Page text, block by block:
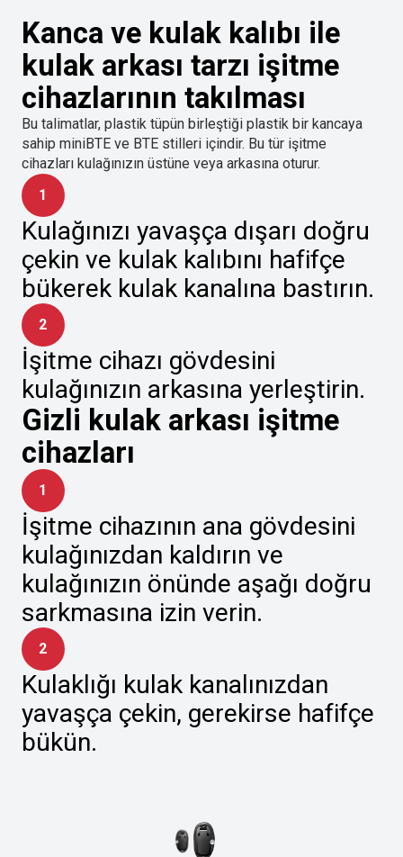
Kanca ve kulak kalıbı ile
kulak arkası tarzı işitme
cihazlarının takılması
Bu talimatlar, plastik tüpün birleştiği plastik bir kancaya
sahip miniBTE ve BTE stilleri içindir. Bu tür işitme
cihazları kulağınızın üstüne veya arkasına oturur.
1
Kulağınızı yavaşça dışarı doğru
çekin ve kulak kalıbını hafifçe
bükerek kulak kanalına bastırın.
2
İşitme cihazı gövdesini
kulağınızın arkasına yerleştirin.
Gizli kulak arkası işitme
cihazları
1
İşitme cihazının ana gövdesini
kulağınızdan kaldırın ve
kulağınızın önünde aşağı doğru
sarkmasına izin verin.
2
Kulaklığı kulak kanalınızdan
yavaşça çekin, gerekirse hafifçe
bükün.